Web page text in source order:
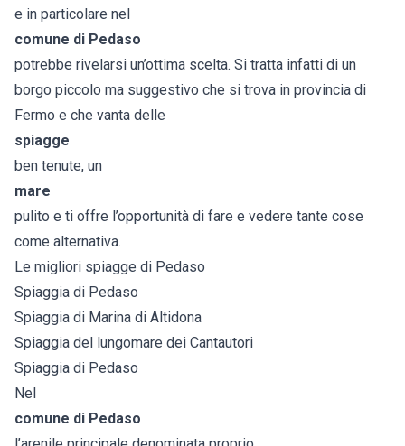
e in particolare nel
comune di Pedaso
potrebbe rivelarsi un’ottima scelta. Si tratta infatti di un
borgo piccolo ma suggestivo che si trova in provincia di
Fermo e che vanta delle
spiagge
ben tenute, un
mare
pulito e ti offre l’opportunità di fare e vedere tante cose
come alternativa.
Le migliori spiagge di Pedaso
Spiaggia di Pedaso
Spiaggia di Marina di Altidona
Spiaggia del lungomare dei Cantautori
Spiaggia di Pedaso
Nel
comune di Pedaso